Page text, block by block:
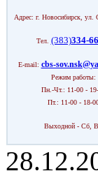
Адрес: г. Новосибирск, ул.
Тел. (383)334-
E-mail: cbs-
Режим работы:
Пн.-Чт.: 11-00 -
Пт.: 11-00 - 18-
Выходной - Сб,